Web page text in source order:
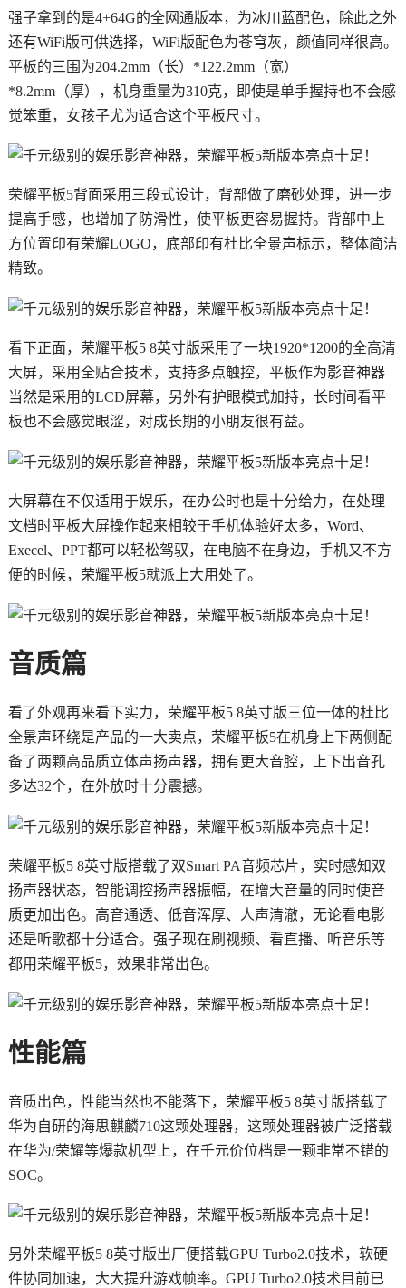
强子拿到的是4+64G的全网通版本，为冰川蓝配色，除此之外
还有WiFi版可供选择，WiFi版配色为苍穹灰，颜值同样很高。
平板的三围为204.2mm（长）*122.2mm（宽）
*8.2mm（厚），机身重量为310克，即使是单手握持也不会感
觉笨重，女孩子尤为适合这个平板尺寸。
荣耀平板5背面采用三段式设计，背部做了磨砂处理，进一步
提高手感，也增加了防滑性，使平板更容易握持。背部中上
方位置印有荣耀LOGO，底部印有杜比全景声标示，整体简洁
精致。
看下正面，荣耀平板5 8英寸版采用了一块1920*1200的全高清
大屏，采用全贴合技术，支持多点触控，平板作为影音神器
当然是采用的LCD屏幕，另外有护眼模式加持，长时间看平
板也不会感觉眼涩，对成长期的小朋友很有益。
大屏幕在不仅适用于娱乐，在办公时也是十分给力，在处理
文档时平板大屏操作起来相较于手机体验好太多，Word、
Execel、PPT都可以轻松驾驭，在电脑不在身边，手机又不方
便的时候，荣耀平板5就派上大用处了。
音质篇
看了外观再来看下实力，荣耀平板5 8英寸版三位一体的杜比
全景声环绕是产品的一大卖点，荣耀平板5在机身上下两侧配
备了两颗高品质立体声扬声器，拥有更大音腔，上下出音孔
多达32个，在外放时十分震撼。
荣耀平板5 8英寸版搭载了双Smart PA音频芯片，实时感知双
扬声器状态，智能调控扬声器振幅，在增大音量的同时使音
质更加出色。高音通透、低音浑厚、人声清澈，无论看电影
还是听歌都十分适合。强子现在刷视频、看直播、听音乐等
都用荣耀平板5，效果非常出色。
性能篇
音质出色，性能当然也不能落下，荣耀平板5 8英寸版搭载了
华为自研的海思麒麟710这颗处理器，这颗处理器被广泛搭载
在华为/荣耀等爆款机型上，在千元价位档是一颗非常不错的
SOC。
另外荣耀平板5 8英寸版出厂便搭载GPU Turbo2.0技术，软硬
件协同加速，大大提升游戏帧率。GPU Turbo2.0技术目前已